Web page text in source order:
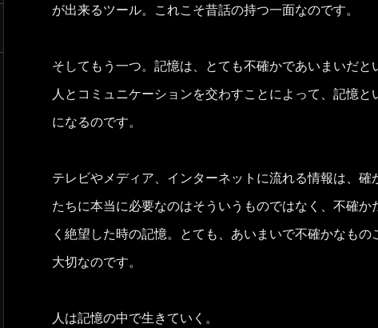
が出来るツール。これこそ昔話の持つ一面なのです。
そしてもう一つ。記憶は、とても不確かであいまいだと
人とコミュニケーションを交わすことによって、記憶
になるのです。
テレビやメディア、インターネットに流れる情報は、
たちに本当に必要なのはそういうものではなく、不確
く絶望した時の記憶。とても、あいまいで不確かなも
大切なのです。
人は記憶の中で生きていく。